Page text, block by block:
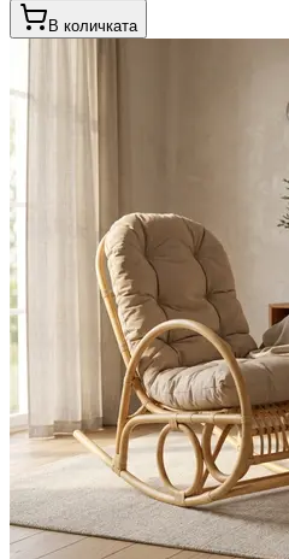
В количката